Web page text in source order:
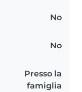
No
No
Presso la
famiglia